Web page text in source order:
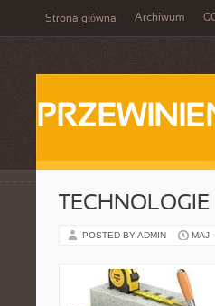
Strona główna Archiwum
POSTED BY ADMIN MAJ